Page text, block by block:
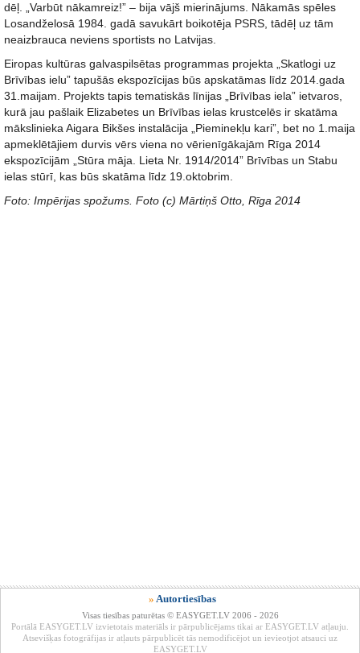
dēļ. „Varbūt nākamreiz!” – bija vājš mierinājums. Nākamās spēles
Losandželosā 1984. gadā savukārt boikotēja PSRS, tādēļ uz tām
neaizbrauca neviens sportists no Latvijas.
Eiropas kultūras galvaspilsētas programmas projekta „Skatlogi uz
Brīvības ielu” tapušās ekspozīcijas būs apskatāmas līdz 2014.gada
31.maijam. Projekts tapis tematiskās līnijas „Brīvības iela” ietvaros,
kurā jau pašlaik Elizabetes un Brīvības ielas krustcelēs ir skatāma
mākslinieka Aigara Bikšes instalācija „Pieminekļu kari”, bet no 1.maija
apmeklētājiem durvis vērs viena no vērienīgākajām Rīga 2014
ekspozīcijām „Stūra māja. Lieta Nr. 1914/2014” Brīvības un Stabu
ielas stūrī, kas būs skatāma līdz 19.oktobrim.
Foto: Impērijas spožums. Foto (c) Mārtiņš Otto, Rīga 2014
» Autortiesības
Visas tiesības paturētas © EASYGET.LV 2006 - 2026
Portālā EASYGET.LV izvietotais materiāls ir pārpublicējams tikai ar EASYGET.LV atļauju.
Atsevišķas fotogrāfijas ir atļauts pārpublicēt tās nemodificējot un ievieotjot atsauci uz
EASYGET.LV